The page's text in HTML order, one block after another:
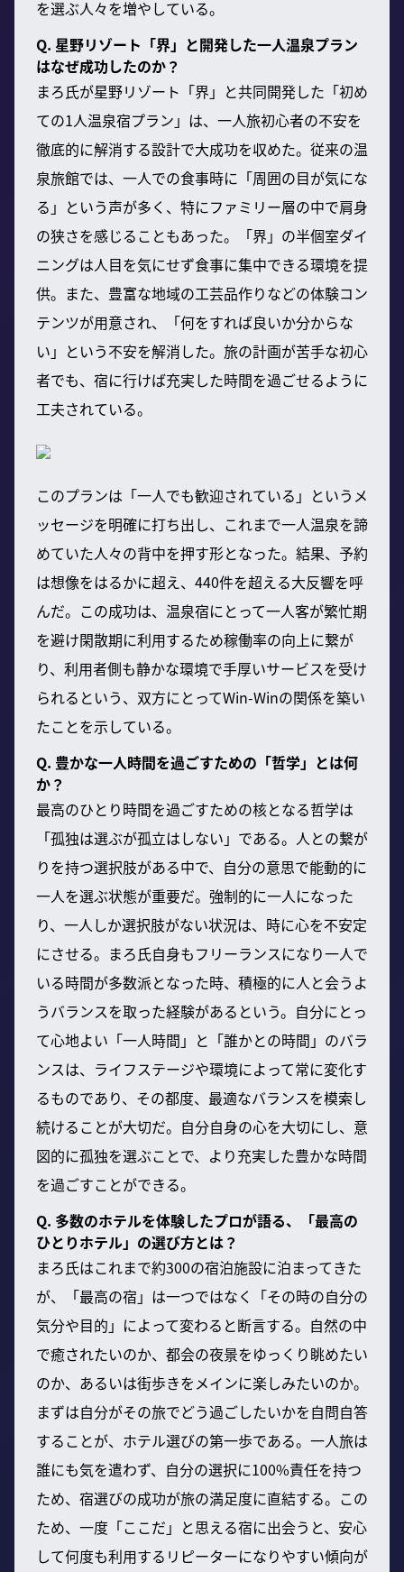
を選ぶ人々を増やしている。
Q. 星野リゾート「界」と開発した一人温泉プラン
はなぜ成功したのか？
まろ氏が星野リゾート「界」と共同開発した「初め
ての1人温泉宿プラン」は、一人旅初心者の不安を
徹底的に解消する設計で大成功を収めた。従来の温
泉旅館では、一人での食事時に「周囲の目が気にな
る」という声が多く、特にファミリー層の中で肩身
の狭さを感じることもあった。「界」の半個室ダイ
ニングは人目を気にせず食事に集中できる環境を提
供。また、豊富な地域の工芸品作りなどの体験コン
テンツが用意され、「何をすれば良いか分からな
い」という不安を解消した。旅の計画が苦手な初心
者でも、宿に行けば充実した時間を過ごせるように
工夫されている。
このプランは「一人でも歓迎されている」というメ
ッセージを明確に打ち出し、これまで一人温泉を諦
めていた人々の背中を押す形となった。結果、予約
は想像をはるかに超え、440件を超える大反響を呼
んだ。この成功は、温泉宿にとって一人客が繁忙期
を避け閑散期に利用するため稼働率の向上に繋が
り、利用者側も静かな環境で手厚いサービスを受け
られるという、双方にとってWin-Winの関係を築い
たことを示している。
Q. 豊かな一人時間を過ごすための「哲学」とは何
か？
最高のひとり時間を過ごすための核となる哲学は
「孤独は選ぶが孤立はしない」である。人との繋が
りを持つ選択肢がある中で、自分の意思で能動的に
一人を選ぶ状態が重要だ。強制的に一人になった
り、一人しか選択肢がない状況は、時に心を不安定
にさせる。まろ氏自身もフリーランスになり一人で
いる時間が多数派となった時、積極的に人と会うよ
うバランスを取った経験があるという。自分にとっ
て心地よい「一人時間」と「誰かとの時間」のバラ
ンスは、ライフステージや環境によって常に変化す
るものであり、その都度、最適なバランスを模索し
続けることが大切だ。自分自身の心を大切にし、意
図的に孤独を選ぶことで、より充実した豊かな時間
を過ごすことができる。
Q. 多数のホテルを体験したプロが語る、「最高の
ひとりホテル」の選び方とは？
まろ氏はこれまで約300の宿泊施設に泊まってきた
が、「最高の宿」は一つではなく「その時の自分の
気分や目的」によって変わると断言する。自然の中
で癒されたいのか、都会の夜景をゆっくり眺めたい
のか、あるいは街歩きをメインに楽しみたいのか。
まずは自分がその旅でどう過ごしたいかを自問自答
することが、ホテル選びの第一歩である。一人旅は
誰にも気を遣わず、自分の選択に100%責任を持つ
ため、宿選びの成功が旅の満足度に直結する。この
ため、一度「ここだ」と思える宿に出会うと、安心
して何度も利用するリピーターになりやすい傾向が